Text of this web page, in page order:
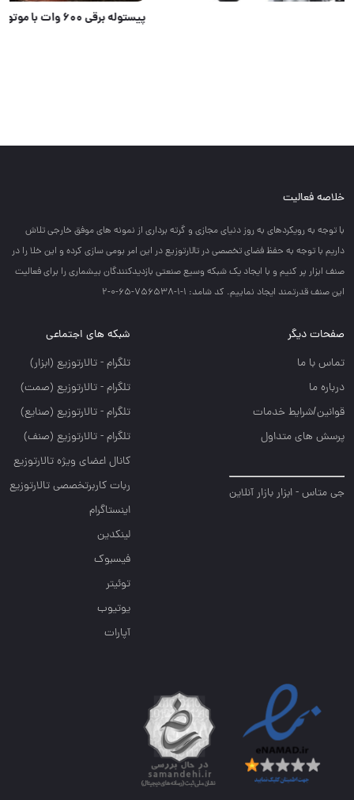
پیستوله برقی ۶۰۰ وات با موتور پرقدرت کم صدا و سیستم رنگ HVLP پاشش یکنواخت رنگ را به صورت عمودی و افق
خلاصه فعالیت
با توجه به رويكردهاي به روز دنياي مجازي و گرته برداري از نمونه هاي موفق خارجي تلاش
داريم با توجه به حفظ فضاي تخصصي در تالارتوزيع در اين امر بومي سازي كرده و اين خلا را در
صنف ابزار پر كنيم و با ايجاد يك شبكه وسيع صنعتي بازديدكنندگان بيشماري را براي فعاليت
اين صنف قدرتمند ايجاد نماييم. کد شامد: 1-1-756538-65-0-2
صفحات دیگر
تماس با ما
درباره ما
قوانین/شرایط خدمات
پرسش های متداول
جی متاس - ابزار بازار آنلاین
شبکه های اجتماعی
تلگرام - تالارتوزيع (ابزار)
تلگرام - تالارتوزيع (صمت)
تلگرام - تالارتوزيع (صنايع)
تلگرام - تالارتوزیع (صنف)
کانال اعضای ویژه تالارتوزیع
ربات کاربرتخصصی تالارتوزیع
اینستاگرام
لینکدین
فیسبوک
توئیتر
یوتیوب
آپارات